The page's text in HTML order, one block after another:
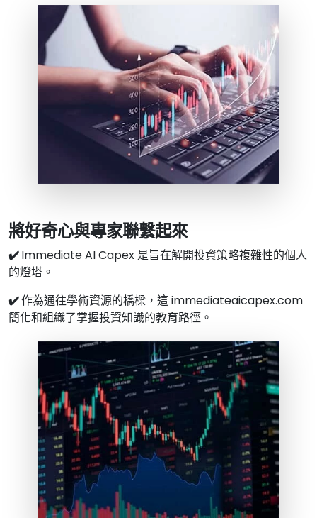
將好奇心與專家聯繫起來
✔️Immediate AI Capex 是旨在解開投資策略複雜性的個人
的燈塔。
✔️作為通往學術資源的橋樑，這 immediateaicapex.com
簡化和組織了掌握投資知識的教育路徑。